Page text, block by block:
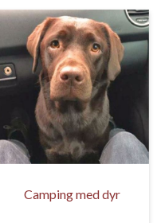
Camping med dyr